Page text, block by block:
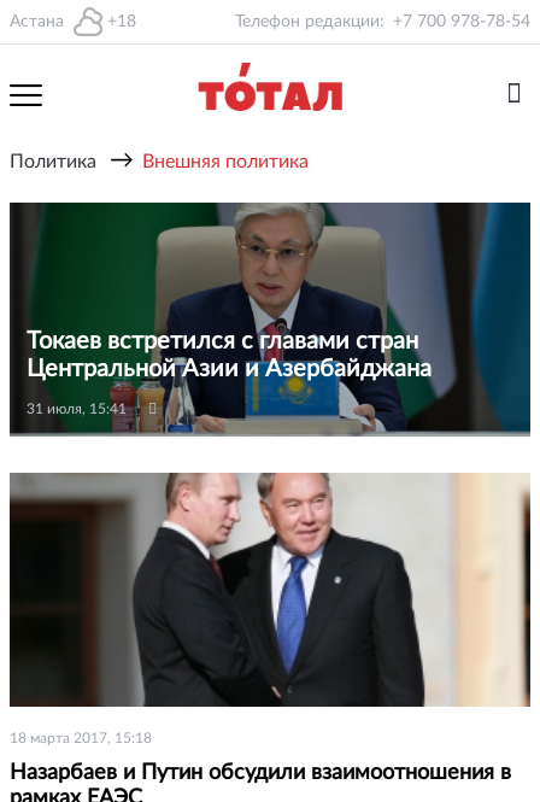
Астана +18 Телефон редакции: +7 700 978-78-54
Политика → Внешняя политика
Токаев встретился с главами стран
Центральной Азии и Азербайджана
31 июля, 15:41
18 марта 2017, 15:18
Назарбаев и Путин обсудили взаимоотношения в